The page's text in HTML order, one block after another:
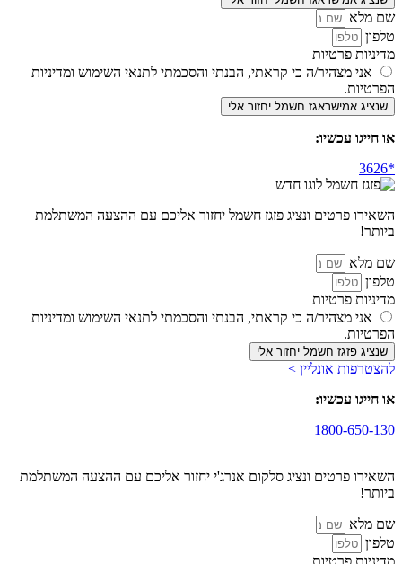
שם מלא
טלפון
מדיניות פרטיות
אני מצהיר/ה כי קראתי, הבנתי והסכמתי לתנאי השימוש ומדיניות
הפרטיות.
שנציג אמישראגז חשמל יחזור אלי
או חייגו עכשיו:
השאירו פרטים ונציג פזגז חשמל יחזור אליכם עם ההצעה המשתלמת
ביותר!
שם מלא
טלפון
מדיניות פרטיות
אני מצהיר/ה כי קראתי, הבנתי והסכמתי לתנאי השימוש ומדיניות
הפרטיות.
שנציג פזגז חשמל יחזור אלי
להצטרפות אונליין >
או חייגו עכשיו:
1800-650-130
השאירו פרטים ונציג סלקום אנרג'י יחזור אליכם עם ההצעה המשתלמת
ביותר!
שם מלא
טלפון
מדיניות פרטיות